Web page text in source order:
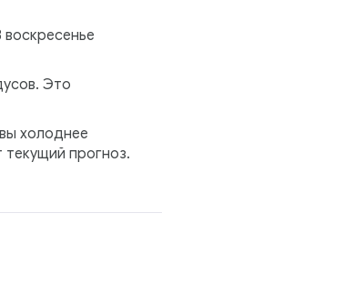
Это
холоднее
прогноз.